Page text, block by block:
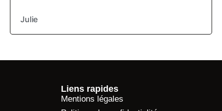
Julie
Liens rapides
Mentions légales